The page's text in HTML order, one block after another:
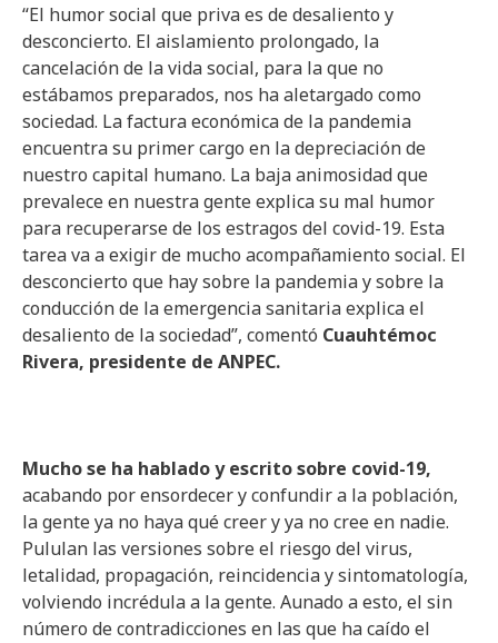
“El humor social que priva es de desaliento y
desconcierto. El aislamiento prolongado, la
cancelación de la vida social, para la que no
estábamos preparados, nos ha aletargado como
sociedad. La factura económica de la pandemia
encuentra su primer cargo en la depreciación de
nuestro capital humano. La baja animosidad que
prevalece en nuestra gente explica su mal humor
para recuperarse de los estragos del covid-19. Esta
tarea va a exigir de mucho acompañamiento social. El
desconcierto que hay sobre la pandemia y sobre la
conducción de la emergencia sanitaria explica el
desaliento de la sociedad”, comentó Cuauhtémoc
Rivera, presidente de ANPEC.
Mucho se ha hablado y escrito sobre covid-19,
acabando por ensordecer y confundir a la población,
la gente ya no haya qué creer y ya no cree en nadie.
Pululan las versiones sobre el riesgo del virus,
letalidad, propagación, reincidencia y sintomatología,
volviendo incrédula a la gente. Aunado a esto, el sin
número de contradicciones en las que ha caído el